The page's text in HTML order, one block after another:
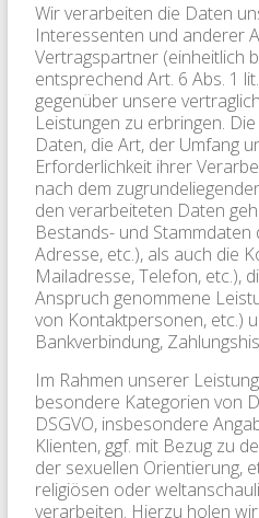
Wir verarbeiten die Daten
Interessenten und anderer
Vertragspartner (einheitlich
entsprechend Art. 6 Abs. 1
gegenüber unsere
Leistungen zu erbringen.
Daten, die Art, der Umfang
Erforderlichkeit ihrer
nach dem
den verarbeiteten Daten
Bestands- und Stammdaten
Adresse, etc.), als auch die
Mailadresse, Telefon, etc.),
Anspruch genommene
von Kontaktpersonen, etc.)
Bankverbindung,
Im Rahmen unserer
besondere Kategorien von
DSGVO, insbesondere
Klienten, ggf. mit Bezug zu
der sexuellen Orientierung,
religiösen oder
verarbeiten. Hierzu holen